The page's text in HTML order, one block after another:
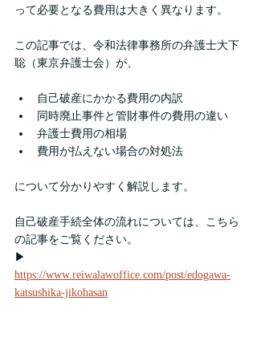
って必要となる費用は大きく異なります。
この記事では、令和法律事務所の弁護士大下
聡（東京弁護士会）が、
自己破産にかかる費用の内訳
同時廃止事件と管財事件の費用の違い
弁護士費用の相場
費用が払えない場合の対処法
について分かりやすく解説します。
自己破産手続全体の流れについては、こちら
の記事をご覧ください。
▶
https://www.reiwalawoffice.com/post/edogawa-
katsushika-jikohasan